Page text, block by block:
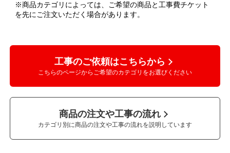
※商品カテゴリによっては、ご希望の商品と工事費チケット
を先にご注文いただく場合があります。
工事のご依頼はこちらから
こちらのページからご希望のカテゴリをお選びください
商品の注文や工事の流れ
カテゴリ別に商品の注文や工事の流れを説明しています